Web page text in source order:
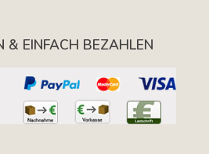
& EINFACH BEZAHLEN